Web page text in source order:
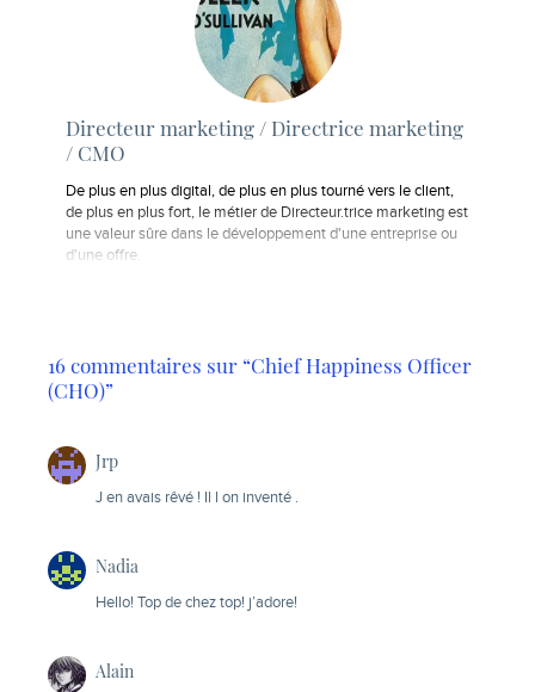
Directeur marketing / Directrice marketing
/ CMO
De plus en plus digital, de plus en plus tourné vers le client,
de plus en plus fort, le métier de Directeur.trice marketing est
une valeur sûre dans le développement d'une entreprise ou
d'une offre.
16 commentaires sur “Chief Happiness Officer
(CHO)”
Jrp
J en avais rêvé ! Il l on inventé .
Nadia
Hello! Top de chez top! j’adore!
Alain